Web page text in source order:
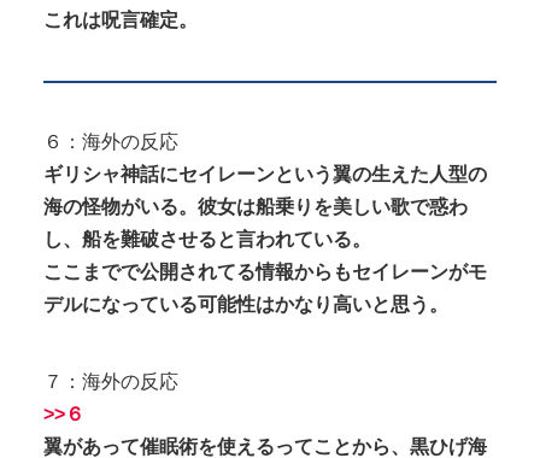
これは呪言確定。
６：海外の反応
ギリシャ神話にセイレーンという翼の生えた人型の
海の怪物がいる。彼女は船乗りを美しい歌で惑わ
し、船を難破させると言われている。
ここまでで公開されてる情報からもセイレーンがモ
デルになっている可能性はかなり高いと思う。
７：海外の反応
>>６
翼があって催眠術を使えるってことから、黒ひげ海